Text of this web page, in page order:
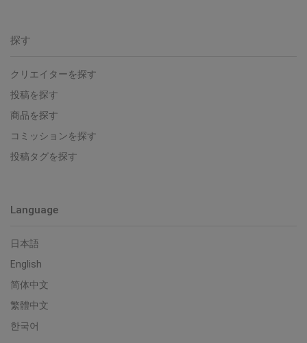
探す
クリエイターを探す
投稿を探す
商品を探す
コミッションを探す
投稿タグを探す
Language
日本語
English
简体中文
繁體中文
한국어